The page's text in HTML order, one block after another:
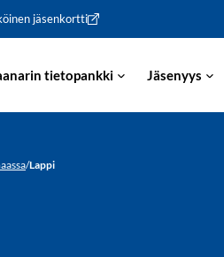
jäsenkortti
tietopankki Jäsenyys
/Lappi